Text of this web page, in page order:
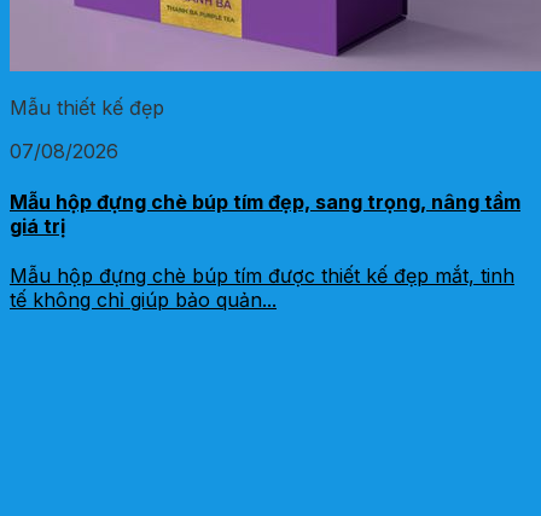
Mẫu thiết kế đẹp
07/08/2026
Mẫu hộp đựng chè búp tím đẹp, sang trọng, nâng tầm
giá trị
Mẫu hộp đựng chè búp tím được thiết kế đẹp mắt, tinh
tế không chỉ giúp bảo quản...